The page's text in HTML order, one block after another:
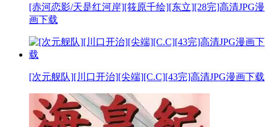
[赤河恋影/天是红河岸][筱原千绘][东立][28完]高清JPG漫
画下载
[次元舰队][川口开治][尖端][C.C][43完]高清JPG漫画下载